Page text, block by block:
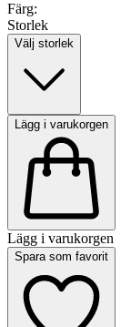
Färg:
Storlek
Välj storlek
Lägg i varukorgen
Lägg i varukorgen
Spara som favorit